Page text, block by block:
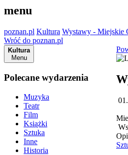
menu
poznan.pl Kultura Wystawy - Miejskie
Wróć do poznan.pl
Kultura
Menu
Polecane wydarzenia
Muzyka
Teatr
Film
Książki
Sztuka
Inne
Historia